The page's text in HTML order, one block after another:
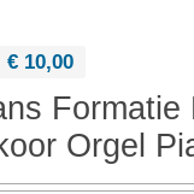
€ 10,00
Formatie
Orgel